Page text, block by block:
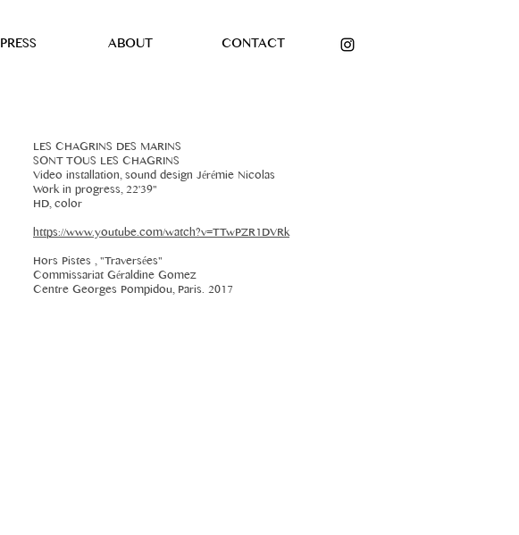
PRESS ABOUT CONTACT
LES CHAGRINS DES MARINS
SONT TOUS LES CHAGRINS
Video installation, sound design Jérémie Nicolas
Work in progress, 22'39"
HD, color
https://www.youtube.com/watch?v=TTwPZR1DVRk
Hors Pistes , "Traversées"
Commissariat Géraldine Gomez
Centre Georges Pompidou, Paris. 2017